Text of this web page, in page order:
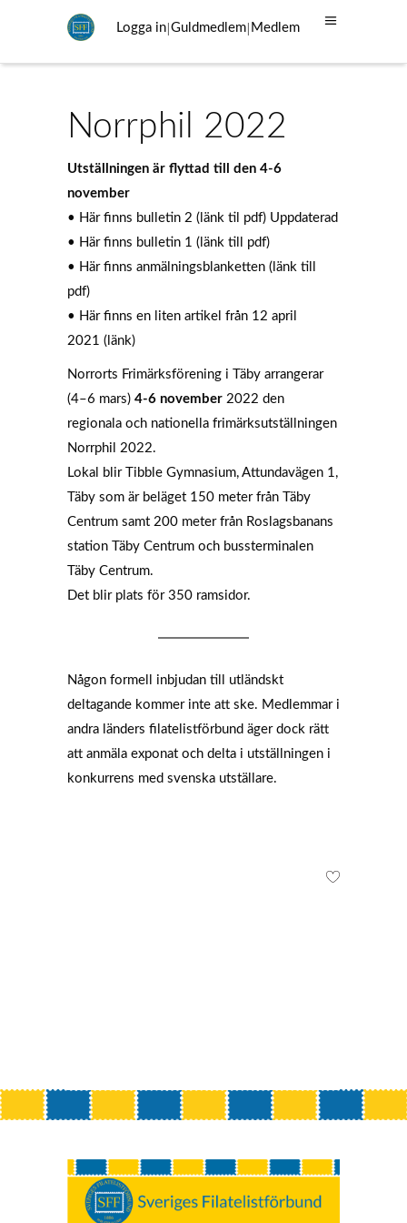
Logga in|Guldmedlem| Medlem
Norrphil 2022
Utställningen är flyttad till den 4-6
november
• Här finns bulletin 2 (länk til pdf) Uppdaterad
• Här finns bulletin 1 (länk till pdf)
• Här finns anmälningsblanketten (länk till
pdf)
• Här finns en liten artikel från 12 april
2021 (länk)
Norrorts Frimärksförening i Täby arrangerar
(4–6 mars) 4-6 november 2022 den
regionala och nationella frimärksutställningen
Norrphil 2022.
Lokal blir Tibble Gymnasium, Attundavägen 1,
Täby som är beläget 150 meter från Täby
Centrum samt 200 meter från Roslagsbanans
station Täby Centrum och bussterminalen
Täby Centrum.
Det blir plats för 350 ramsidor.
Någon formell inbjudan till utländskt
deltagande kommer inte att ske. Medlemmar i
andra länders filatelistförbund äger dock rätt
att anmäla exponat och delta i utställningen i
konkurrens med svenska utställare.